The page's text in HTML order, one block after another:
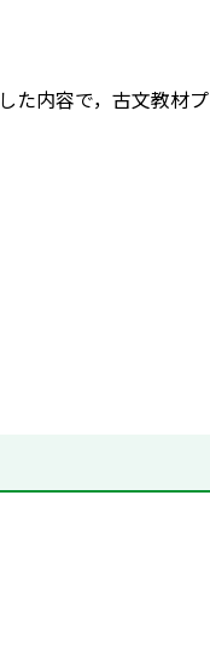
内容で，古文教材プ